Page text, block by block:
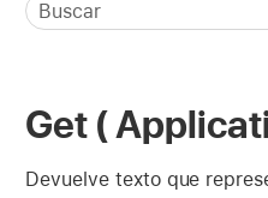
Get (
Devuelve texto que